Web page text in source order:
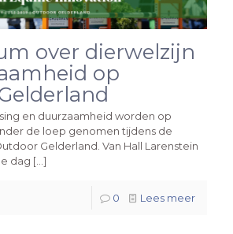
over dierwelzijn
op
en duurzaamheid worden op
de loep genomen tijdens de
Gelderland. Van Hall Larenstein
dag […]
0 Lees meer